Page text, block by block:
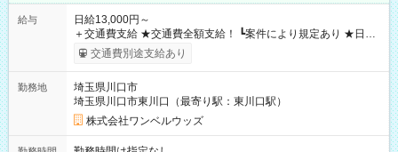
給与
日給13,000円～
＋交通費支給 ★交通費全額支給！ ┗案件により規定あり ★日払
いOK！（規定あり） ┗働いたその日に現金GET♪ お仕事後はコ
ンビニATMから 日払い分を引き落とせます！ 【試用期間】試
交通費別途支給あり
勤務地
埼玉県川口市
埼玉県川口市東川口（最寄り駅：東川口駅）
株式会社ワンベルウッズ